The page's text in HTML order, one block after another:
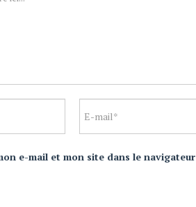
e-mail et mon site dans le